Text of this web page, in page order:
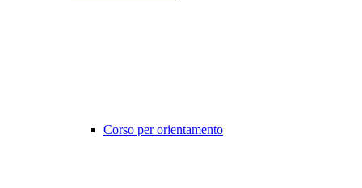
Corso per orientamento